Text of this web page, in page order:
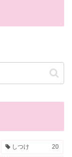
しつけ 20